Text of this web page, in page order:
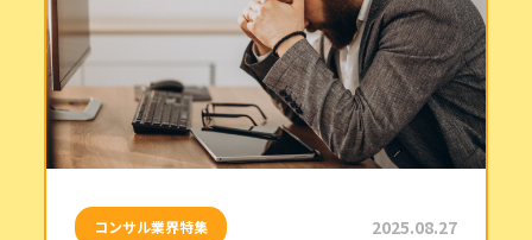
コンサル業界特集 2025.08.27